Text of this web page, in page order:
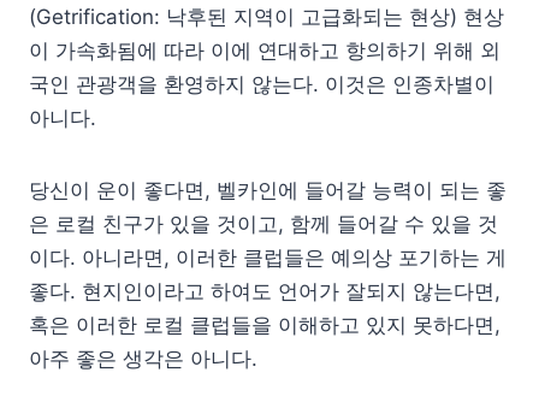
(Getrification: 낙후된 지역이 고급화되는 현상) 현상
이 가속화됨에 따라 이에 연대하고 항의하기 위해 외
국인 관광객을 환영하지 않는다. 이것은 인종차별이
아니다.
당신이 운이 좋다면, 벨카인에 들어갈 능력이 되는 좋
은 로컬 친구가 있을 것이고, 함께 들어갈 수 있을 것
이다. 아니라면, 이러한 클럽들은 예의상 포기하는 게
좋다. 현지인이라고 하여도 언어가 잘되지 않는다면,
혹은 이러한 로컬 클럽들을 이해하고 있지 못하다면,
아주 좋은 생각은 아니다.